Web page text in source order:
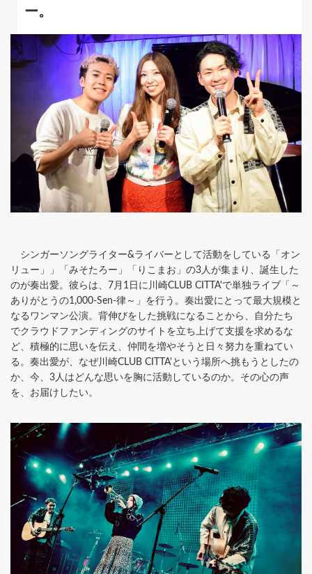
ー。
シンガーソングライター&ライバーとして活動をしている「オン
リュー」」「みそたろー」「りこまお」の3人が集まり、誕生した
のが奏出愛。彼らは、7月1日に川崎CLUB CITTA'で単独ライブ「～
ありがとうの1,000-Sen-律～」を行う。奏出愛にとって最大規模と
なるワンマン公演。背伸びをした挑戦になることから、自分たち
でクラウドファンディングのサイトを立ち上げて支援を求めるな
ど、積極的に思いを伝え、仲間を増やそうと日々努力を重ねてい
る。奏出愛が、なぜ川崎CLUB CITTA'という場所へ挑もうとしたの
か、今、3人はどんな思いを胸に活動しているのか。その心の声
を、お届けしたい。